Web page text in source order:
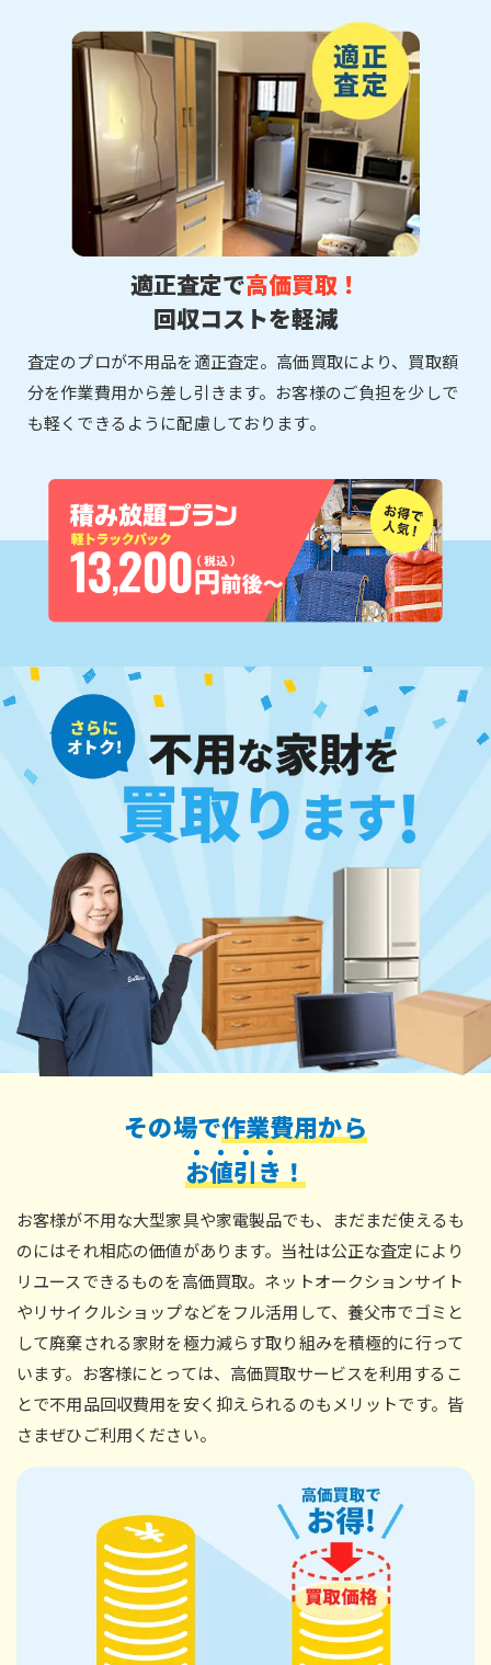
適正査定で高価買取！
回収コストを軽減
査定のプロが不用品を適正査定。高価買取により、買取額
分を作業費用から差し引きます。お客様のご負担を少しで
も軽くできるように配慮しております。
その場で作業費用から
お値引き ！
お客様が不用な大型家具や家電製品でも、まだまだ使えるも
のにはそれ相応の価値があります。当社は公正な査定により
リユースできるものを高価買取。ネットオークションサイト
やリサイクルショップなどをフル活用して、養父市でゴミと
して廃棄される家財を極力減らす取り組みを積極的に行って
います。お客様にとっては、高価買取サービスを利用するこ
とで不用品回収費用を安く抑えられるのもメリットです。皆
さまぜひご利用ください。